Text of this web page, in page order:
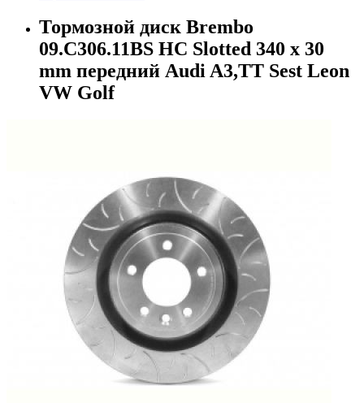
Тормозной диск Brembo
09.C306.11BS HC Slotted 340 x 30
mm передний Audi A3,TT Sest Leon
VW Golf